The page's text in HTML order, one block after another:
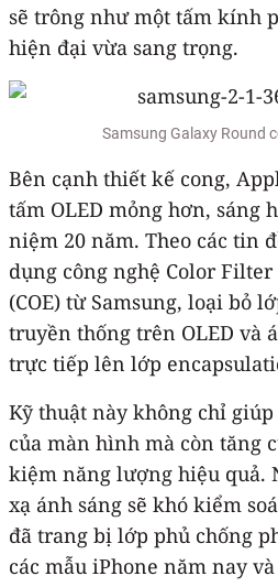
sẽ trông như một tấm kính
hiện đại vừa sang trọng.
Samsung Galaxy Round
Bên cạnh thiết kế cong,
tấm OLED mỏng hơn, sáng
niệm 20 năm. Theo các tin
dụng công nghệ Color
(COE) từ Samsung, loại bỏ
truyền thống trên OLED và
trực tiếp lên lớp
Kỹ thuật này không chỉ
của màn hình mà còn tăng
kiệm năng lượng hiệu quả.
xạ ánh sáng sẽ khó kiểm
đã trang bị lớp phủ chống
các mẫu iPhone năm nay